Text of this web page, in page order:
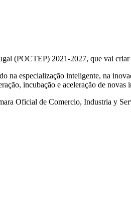
(POCTEP) 2021-2027, que vai
na especialização inteligente, na
incubação e aceleração de
Oficial de Comercio, Industria y